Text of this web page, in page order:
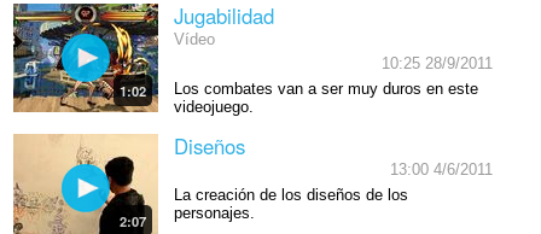
1:02
Jugabilidad
Vídeo
10:25 28/9/2011
Los combates van a ser muy duros en este
videojuego.
2:07
Diseños
13:00 4/6/2011
La creación de los diseños de los
personajes.